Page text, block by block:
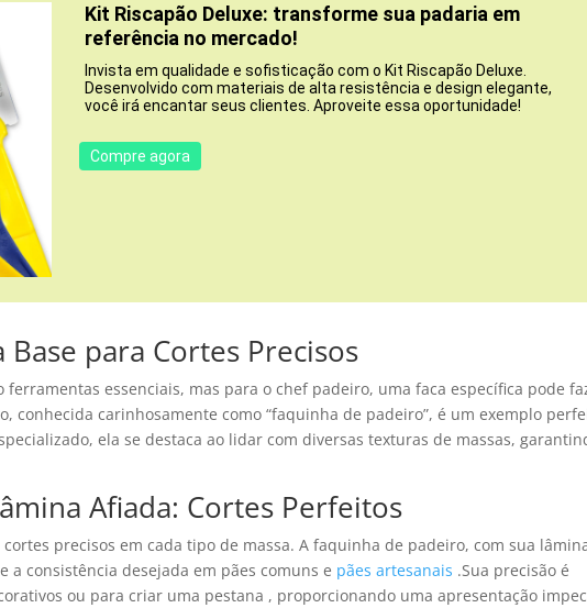
Kit Riscapão Deluxe: transforme sua padaria em
referência no mercado!
Invista em qualidade e sofisticação com o Kit Riscapão Deluxe.
Desenvolvido com materiais de alta resistência e design elegante,
você irá encantar seus clientes. Aproveite essa oportunidade!
Compre agora
Base para Cortes Precisos
ferramentas essenciais, mas para o chef padeiro, uma faca específica pode
conhecida carinhosamente como “faquinha de padeiro”, é um exemplo
ela se destaca ao lidar com diversas texturas de massas,
Afiada: Cortes Perfeitos
precisos em cada tipo de massa. A faquinha de padeiro, com sua
a consistência desejada em pães comuns e pães artesanais .Sua precisão é
ou para criar uma pestana , proporcionando uma apresentação